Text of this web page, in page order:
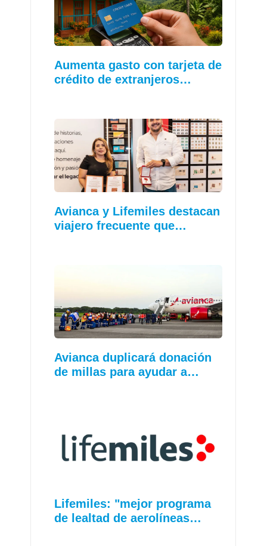
Aumenta gasto con tarjeta de
crédito de extranjeros…
Avianca y Lifemiles destacan
viajero frecuente que…
Avianca duplicará donación
de millas para ayudar a…
Lifemiles: "mejor programa
de lealtad de aerolíneas…